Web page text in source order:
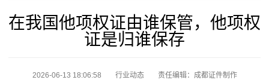
在我国他项权证由谁保管，他项权
证是归谁保存
2026-06-13 18:06:58 行业动态 责任编辑：成都证件制作